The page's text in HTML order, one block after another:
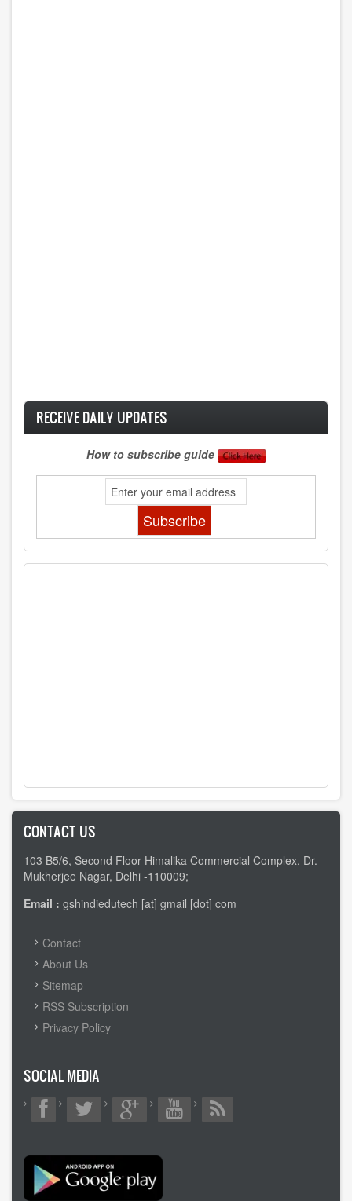
RECEIVE DAILY UPDATES
How to subscribe guide
CONTACT US
103 B5/6, Second Floor Himalika Commercial Complex, Dr.
Mukherjee Nagar, Delhi -110009;
Email : gshindiedutech [at] gmail [dot] com
FOOTER
MENU
Contact
About Us
Sitemap
RSS Subscription
Privacy Policy
SOCIAL MEDIA